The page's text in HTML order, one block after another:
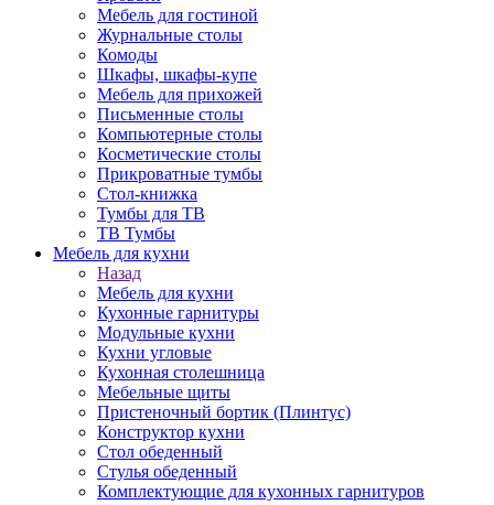
Мебель для гостиной
Журнальные столы
Комоды
Шкафы, шкафы-купе
Мебель для прихожей
Письменные столы
Компьютерные столы
Косметические столы
Прикроватные тумбы
Стол-книжка
Тумбы для ТВ
ТВ Тумбы
Мебель для кухни
Назад
Мебель для кухни
Кухонные гарнитуры
Модульные кухни
Кухни угловые
Кухонная столешница
Мебельные щиты
Пристеночный бортик (Плинтус)
Конструктор кухни
Стол обеденный
Стулья обеденный
Комплектующие для кухонных гарнитуров